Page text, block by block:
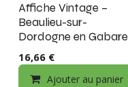
Affiche Vintage –
Beaulieu-sur-
Dordogne en Gabare
16,66 €
Ajouter au panier